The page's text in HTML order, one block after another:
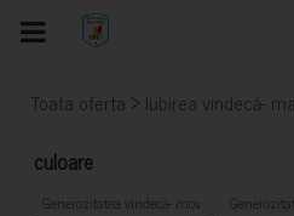
Toata oferta > Iubirea vindecă-
culoare
Generozitatea vindecă- mov